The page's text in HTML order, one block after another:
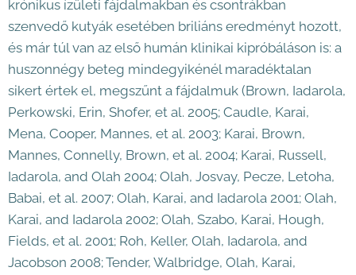
krónikus ízületi fájdalmakban és csontrákban
szenvedő kutyák esetében briliáns eredményt hozott,
és már túl van az első humán klinikai kipróbáláson is: a
huszonnégy beteg mindegyikénél maradéktalan
sikert értek el, megszűnt a fájdalmuk (Brown, Iadarola,
Perkowski, Erin, Shofer, et al. 2005; Caudle, Karai,
Mena, Cooper, Mannes, et al. 2003; Karai, Brown,
Mannes, Connelly, Brown, et al. 2004; Karai, Russell,
Iadarola, and Olah 2004; Olah, Josvay, Pecze, Letoha,
Babai, et al. 2007; Olah, Karai, and Iadarola 2001; Olah,
Karai, and Iadarola 2002; Olah, Szabo, Karai, Hough,
Fields, et al. 2001; Roh, Keller, Olah, Iadarola, and
Jacobson 2008; Tender, Walbridge, Olah, Karai,